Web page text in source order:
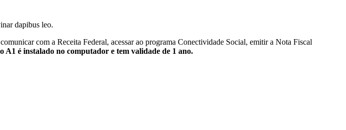
dapibus leo.
com a Receita Federal, acessar ao programa Conectividade Social, emitir a Nota Fiscal
A1 é instalado no computador e tem validade de 1 ano.